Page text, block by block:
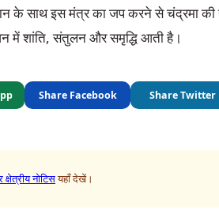
के साथ इस मंत्र का जप करने से चंद्रमा
में शांति, संतुलन और समृद्धि आती है।
Share Facebook Share Twitter
नोटिसयहाँ देखें।